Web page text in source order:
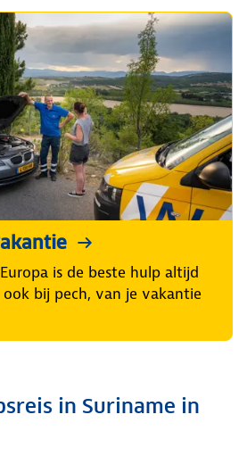
is de beste hulp altijd
bij pech, van je vakantie
in Suriname in